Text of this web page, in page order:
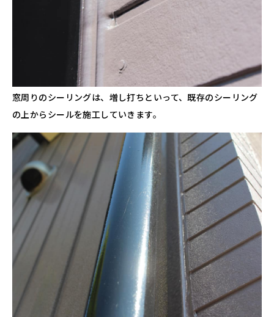
窓周りのシーリングは、増し打ちといって、既存のシーリング
の上からシールを施工していきます。